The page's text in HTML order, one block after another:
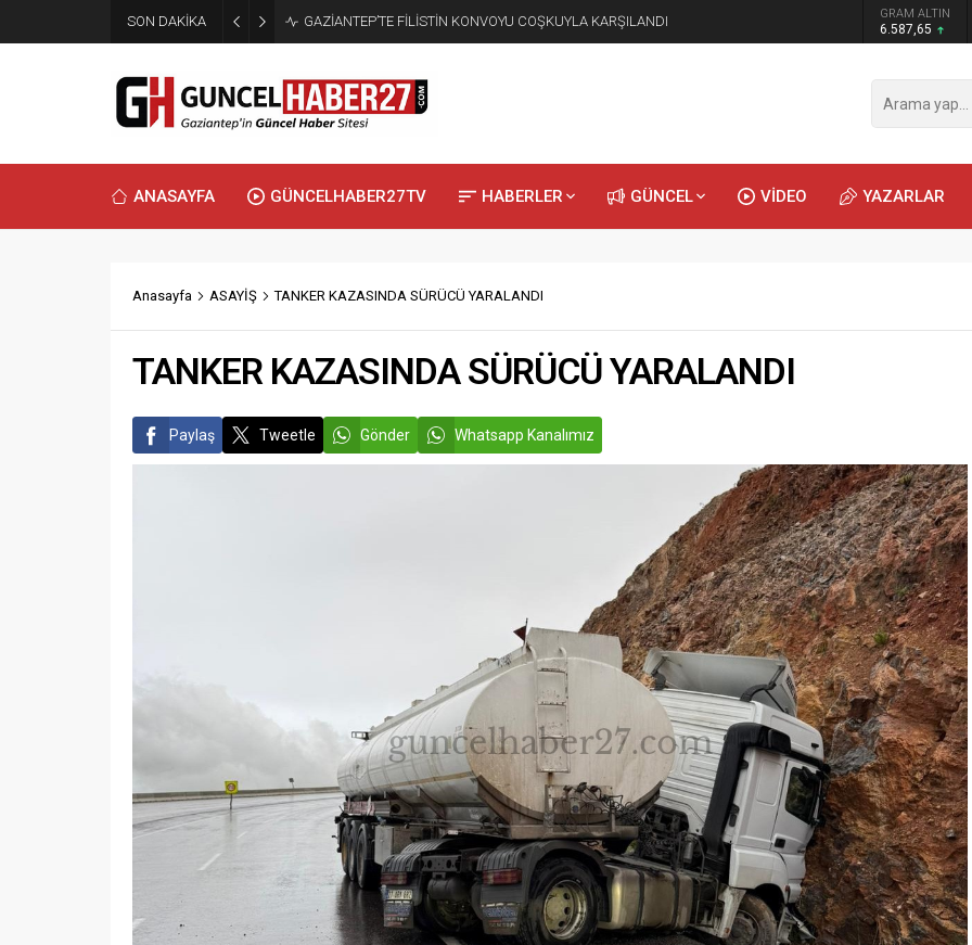
SON DAKİKA GAZİANTEP’TE FİLİSTİN KONVOYU COŞKUYLA KARŞILANDI GRAM ALTIN
6.587,65
ANASAYFA GÜNCELHABER27TV HABERLER GÜNCEL VİDEO YAZARLAR
Anasayfa ASAYİŞ TANKER KAZASINDA SÜRÜCÜ YARALANDI
TANKER KAZASINDA SÜRÜCÜ YARALANDI
Paylaş Tweetle Gönder Whatsapp Kanalımız